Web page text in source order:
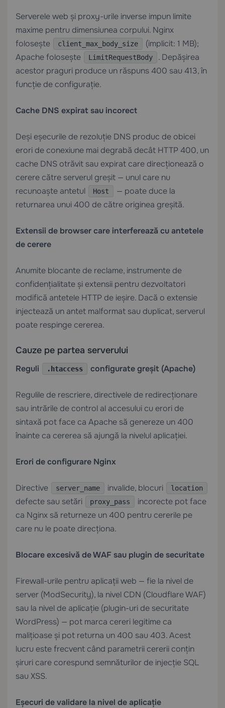
Serverele web și proxy-urile inverse impun limite
maxime pentru dimensiunea corpului. Nginx
folosește
client_max_body_size
(implicit: 1 MB);
Apache folosește
LimitRequestBody
. Depășirea
acestor praguri produce un răspuns 400 sau 413, în
funcție de configurație.
Cache DNS expirat sau incorect
Deși eșecurile de rezoluție DNS produc de obicei
erori de conexiune mai degrabă decât HTTP 400, un
cache DNS otrăvit sau expirat care direcționează o
cerere către serverul greșit — unul care nu
recunoaște antetul
Host
— poate duce la
returnarea unui 400 de către originea greșită.
Extensii de browser care interferează cu antetele
de cerere
Anumite blocante de reclame, instrumente de
confidențialitate și extensii pentru dezvoltatori
modifică antetele HTTP de ieșire. Dacă o extensie
injectează un antet malformat sau duplicat, serverul
poate respinge cererea.
Cauze pe partea serverului
Reguli .htaccess configurate greșit (Apache)
Regulile de rescriere, directivele de redirecționare
sau intrările de control al accesului cu erori de
sintaxă pot face ca Apache să genereze un 400
înainte ca cererea să ajungă la nivelul aplicației.
Erori de configurare Nginx
Directive server_name invalide, blocuri location
defecte sau setări proxy_pass
incorecte pot face
ca Nginx să returneze un 400 pentru cererile pe
care nu le poate direcționa.
Blocare excesivă de WAF sau plugin de securitate
Firewall-urile pentru aplicații web — fie la nivel de
server (ModSecurity), la nivel CDN (Cloudflare WAF)
sau la nivel de aplicație (plugin-uri de securitate
WordPress) — pot marca cereri legitime ca
malițioase și pot returna un 400 sau 403. Acest
lucru este frecvent când parametrii cererii conțin
șiruri care corespund semnăturilor de injecție SQL
sau XSS.
Eșecuri de validare la nivel de aplicație